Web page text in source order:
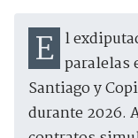
El exdiputado socialista mantenía asesorías paralelas
Santiago y
durante 2026.